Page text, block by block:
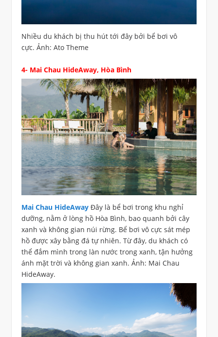
Nhiều du khách bị thu hút tới đây bởi bể bơi vô
cực. Ảnh: Ato Theme
4- Mai Chau HideAway, Hòa Bình
Mai Chau HideAway Đây là bể bơi trong khu nghỉ
dưỡng, nằm ở lòng hồ Hòa Bình, bao quanh bởi cây
xanh và không gian núi rừng. Bể bơi vô cực sát mép
hồ được xây bằng đá tự nhiên. Từ đây, du khách có
thể đắm mình trong làn nước trong xanh, tận hưởng
ánh mặt trời và không gian xanh. Ảnh: Mai Chau
HideAway.